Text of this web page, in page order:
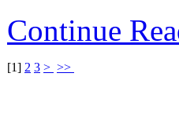
Continue
[1] 2 3 > >>